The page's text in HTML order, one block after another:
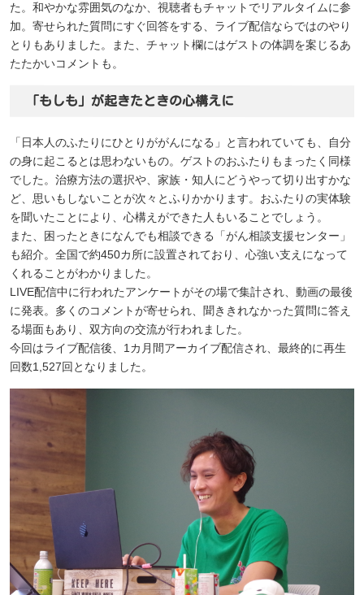
た。和やかな雰囲気のなか、視聴者もチャットでリアルタイムに参
加。寄せられた質問にすぐ回答をする、ライブ配信ならではのやり
とりもありました。また、チャット欄にはゲストの体調を案じるあ
たたかいコメントも。
「もしも」が起きたときの心構えに
「日本人のふたりにひとりががんになる」と言われていても、自分
の身に起こるとは思わないもの。ゲストのおふたりもまったく同様
でした。治療方法の選択や、家族・知人にどうやって切り出すかな
ど、思いもしないことが次々とふりかかります。おふたりの実体験
を聞いたことにより、心構えができた人もいることでしょう。
また、困ったときになんでも相談できる「がん相談支援センター」
も紹介。全国で約450カ所に設置されており、心強い支えになって
くれることがわかりました。
LIVE配信中に行われたアンケートがその場で集計され、動画の最後
に発表。多くのコメントが寄せられ、聞ききれなかった質問に答え
る場面もあり、双方向の交流が行われました。
今回はライブ配信後、1カ月間アーカイブ配信され、最終的に再生
回数1,527回となりました。